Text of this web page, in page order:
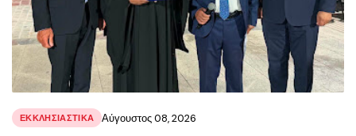
ΕΚΚΛΗΣΙΑΣΤΙΚΑ Αύγουστος 08, 2026